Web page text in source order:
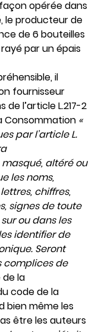
opérée dans
le producteur de
de 6 bouteilles
par un épais
il
fournisseur
l’article L.217-2
Consommation «
par l’article L.
altéré ou
les noms,
chiffres,
signes de toute
ou dans les
identifier de
Seront
complices de
de la
code de la
bien même les
être les auteurs